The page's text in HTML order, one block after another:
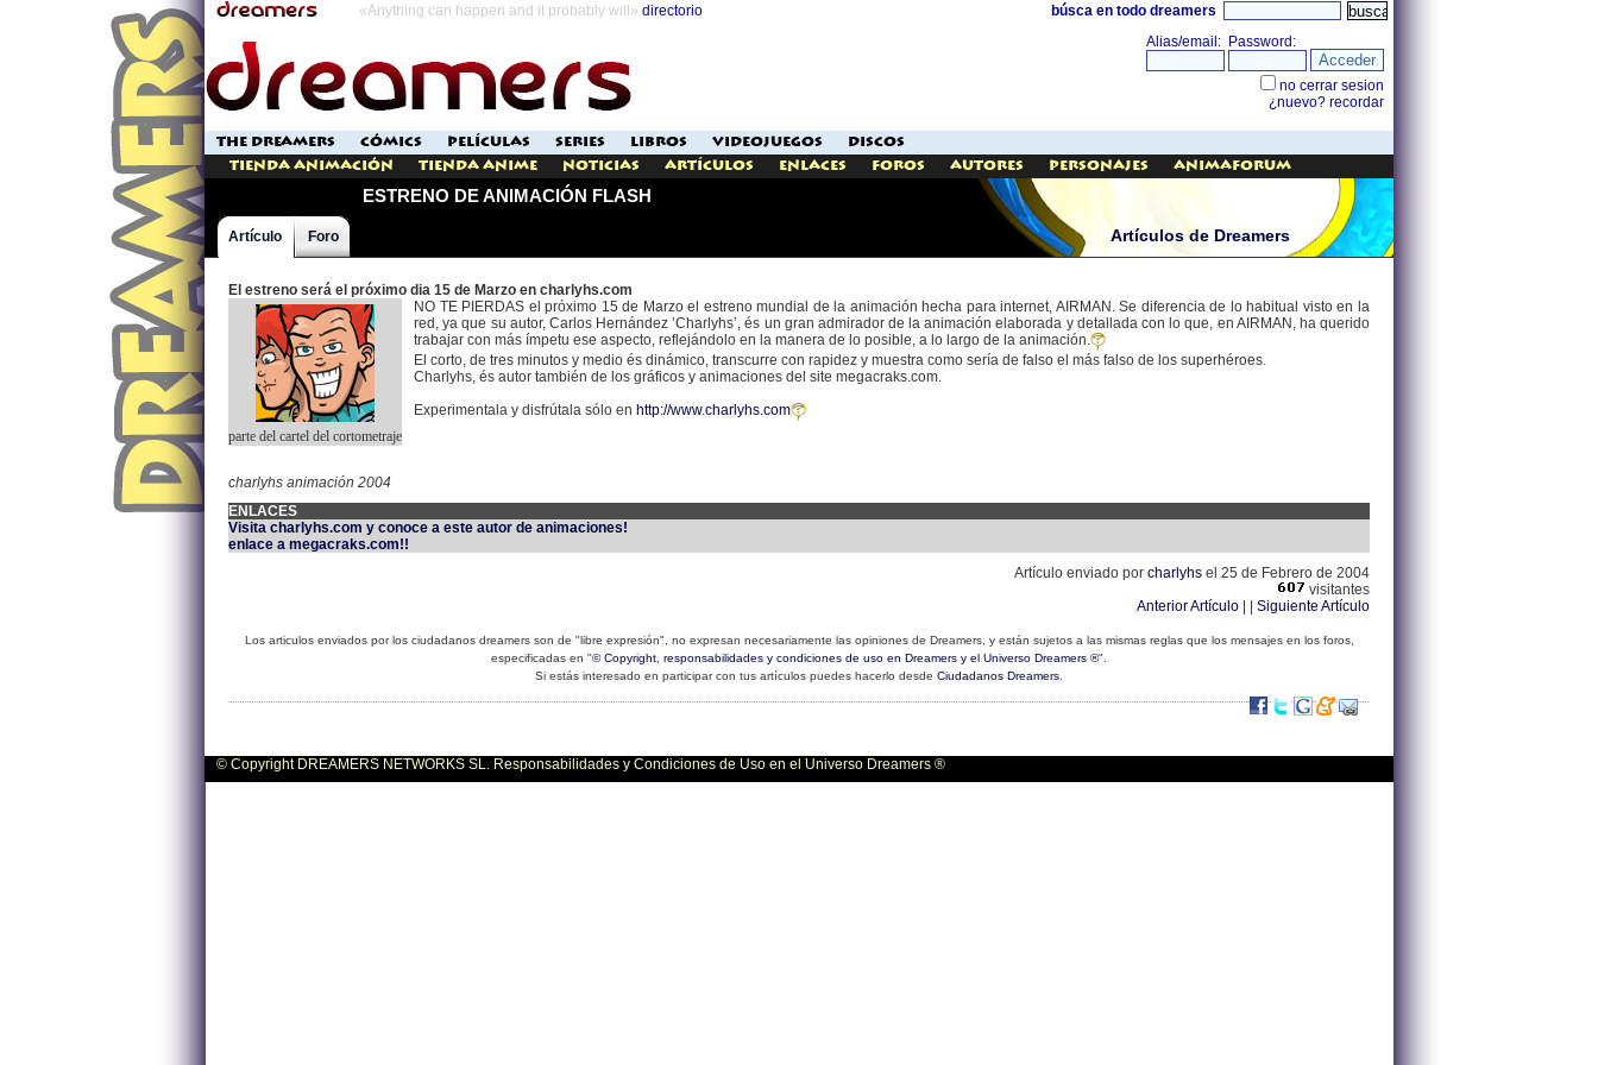
«Anything can happen and it probably will» directorio búsca en todo dreamers
THE DREAMERS CÓMICS PELÍCULAS SERIES LIBROS VIDEOJUEGOS
DISCOS
Tienda Animación
Tienda Anime Noticias Artículos Enlaces Foros Autores Personajes
AnimaForum
ESTRENO DE ANIMACIÓN FLASH
Artículos de Dreamers
Artículo Foro
El estreno será el próximo dia 15 de Marzo en charlyhs.com
parte del cartel del cortometraje
NO TE PIERDAS el próximo 15 de Marzo el estreno mundial de la animación hecha para internet, AIRMAN. Se diferencia de lo habitual visto en la
red, ya que su autor, Carlos Hernández ’Charlyhs’, és un gran admirador de la animación elaborada y detallada con lo que, en AIRMAN, ha querido
trabajar con más ímpetu ese aspecto, reflejándolo en la manera de lo posible, a lo largo de la animación.
El corto, de tres minutos y medio és dinámico, transcurre con rapidez y muestra como sería de falso el más falso de los superhéroes.
Charlyhs, és autor también de los gráficos y animaciones del site megacraks.com.
Experimentala y disfrútala sólo en http://www.charlyhs.com
charlyhs animación 2004
ENLACES
Visita charlyhs.com y conoce a este autor de animaciones!
enlace a megacraks.com!!
Artículo enviado por charlyhs el 25 de Febrero de 2004
visitantes
Anterior Artículo
Siguiente Artículo
Los articulos enviados por los ciudadanos dreamers son de "libre expresión", no expresan necesariamente las opiniones de Dreamers, y están sujetos a las mismas reglas que los mensajes en los foros,
especificadas en "© Copyright, responsabilidades y condiciones de uso en Dreamers y el Universo Dreamers ®".
Si estás interesado en participar con tus artículos puedes hacerlo desde Ciudadanos Dreamers
© Copyright DREAMERS NETWORKS SL. Responsabilidades y Condiciones de Uso en el Universo Dreamers ®